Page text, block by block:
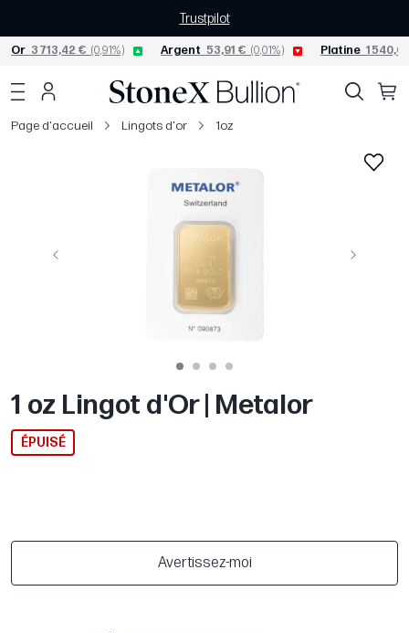
Trustpilot
Or 3 713,42 € (0,91%) Argent 53,91 € (0,01%) Platine 1
Page d'accueil Lingots d'or 1oz
Précédent Suivant
1 oz Lingot d'Or | Metalor
ÉPUISÉ
Avertissez-moi